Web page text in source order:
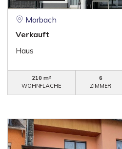
Morbach
Verkauft
Haus
210 m²
WOHNFLÄCHE
6
ZIMMER